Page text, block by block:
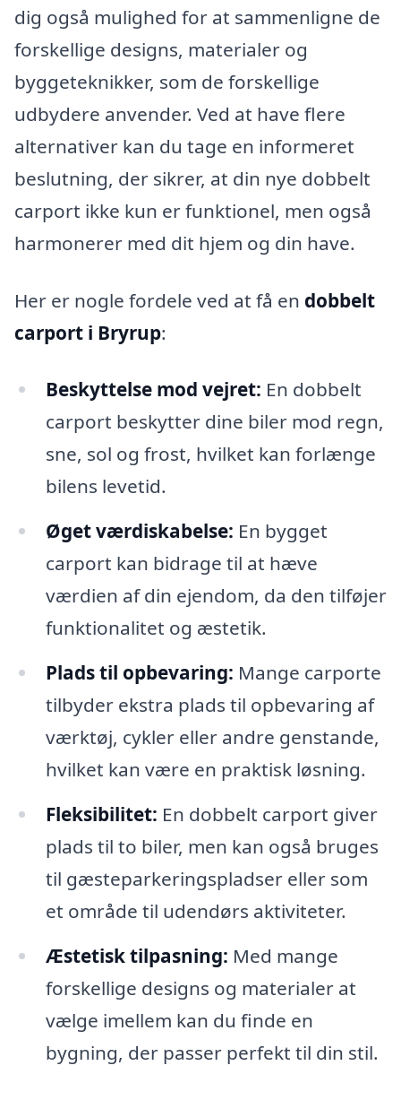
dig også mulighed for at sammenligne de
forskellige designs, materialer og
byggeteknikker, som de forskellige
udbydere anvender. Ved at have flere
alternativer kan du tage en informeret
beslutning, der sikrer, at din nye dobbelt
carport ikke kun er funktionel, men også
harmonerer med dit hjem og din have.
Her er nogle fordele ved at få en dobbelt
carport i Bryrup:
Beskyttelse mod vejret: En dobbelt
carport beskytter dine biler mod regn,
sne, sol og frost, hvilket kan forlænge
bilens levetid.
Øget værdiskabelse: En bygget
carport kan bidrage til at hæve
værdien af din ejendom, da den tilføjer
funktionalitet og æstetik.
Plads til opbevaring: Mange carporte
tilbyder ekstra plads til opbevaring af
værktøj, cykler eller andre genstande,
hvilket kan være en praktisk løsning.
Fleksibilitet: En dobbelt carport giver
plads til to biler, men kan også bruges
til gæsteparkeringspladser eller som
et område til udendørs aktiviteter.
Æstetisk tilpasning: Med mange
forskellige designs og materialer at
vælge imellem kan du finde en
bygning, der passer perfekt til din stil.